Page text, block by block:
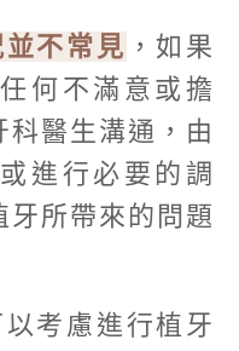
不常見 ，如果
何不滿意或擔
醫生溝通，由
進行必要的調
牙所帶來的問題
考慮進行植牙